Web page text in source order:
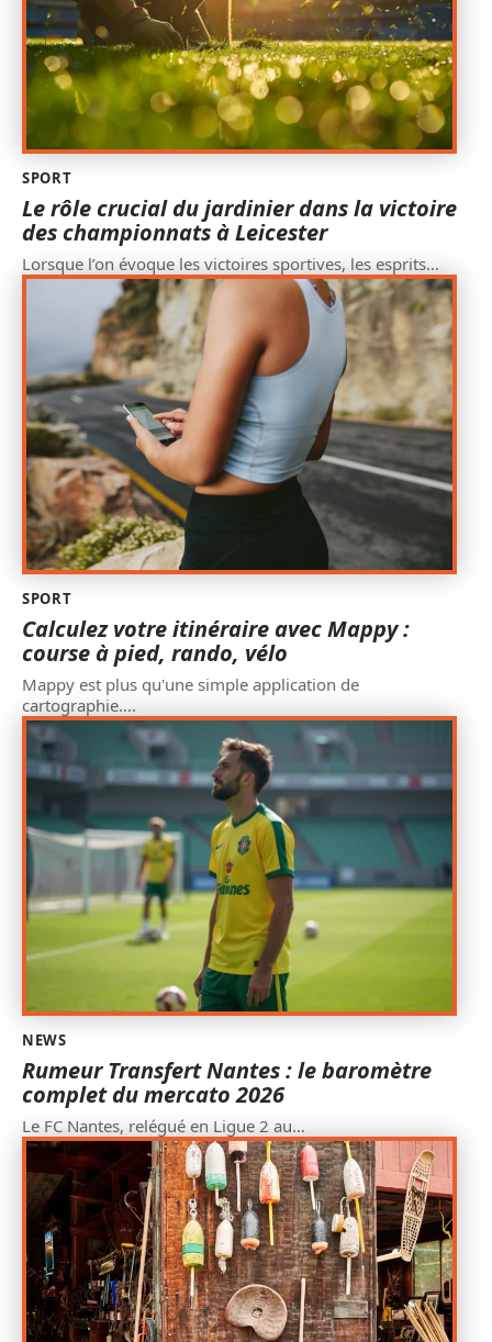
SPORT
Le rôle crucial du jardinier dans la victoire
des championnats à Leicester
Lorsque l’on évoque les victoires sportives, les esprits…
SPORT
Calculez votre itinéraire avec Mappy :
course à pied, rando, vélo
Mappy est plus qu'une simple application de
cartographie.…
NEWS
Rumeur Transfert Nantes : le baromètre
complet du mercato 2026
Le FC Nantes, relégué en Ligue 2 au…